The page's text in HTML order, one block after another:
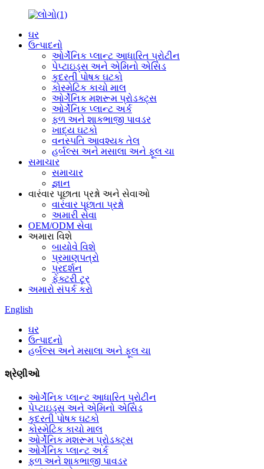
ઘર
ઉત્પાદનો
ઓર્ગેનિક પ્લાન્ટ આધારિત પ્રોટીન
પેપ્ટાઇડ્સ અને એમિનો એસિડ
કુદરતી પોષક ઘટકો
કોસ્મેટિક કાચો માલ
ઓર્ગેનિક મશરૂમ પ્રોડક્ટ્સ
ઓર્ગેનિક પ્લાન્ટ અર્ક
ફળ અને શાકભાજી પાવડર
ખાદ્ય ઘટકો
વનસ્પતિ આવશ્યક તેલ
હર્બલ્સ અને મસાલા અને ફૂલ ચા
સમાચાર
સમાચાર
જ્ઞાન
વારંવાર પૂછાતા પ્રશ્નો અને સેવાઓ
વારંવાર પૂછાતા પ્રશ્નો
અમારી સેવા
OEM/ODM સેવા
અમારા વિશે
બાયોવે વિશે
પ્રમાણપત્રો
પ્રદર્શન
ફેક્ટરી ટૂર
અમારો સંપર્ક કરો
English
ઘર
ઉત્પાદનો
હર્બલ્સ અને મસાલા અને ફૂલ ચા
શ્રેણીઓ
ઓર્ગેનિક પ્લાન્ટ આધારિત પ્રોટીન
પેપ્ટાઇડ્સ અને એમિનો એસિડ
કુદરતી પોષક ઘટકો
કોસ્મેટિક કાચો માલ
ઓર્ગેનિક મશરૂમ પ્રોડક્ટ્સ
ઓર્ગેનિક પ્લાન્ટ અર્ક
ફળ અને શાકભાજી પાવડર